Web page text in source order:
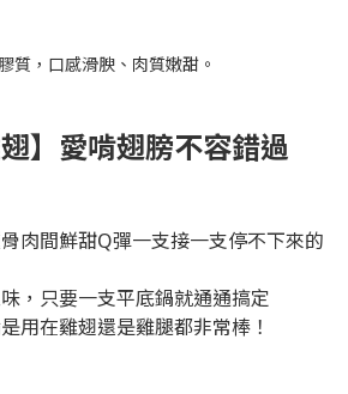
翅】愛啃翅膀不容錯過
肉間鮮甜Q彈一支接一支停不下來的
，只要一支平底鍋就通通搞定
用在雞翅還是雞腿都非常棒！